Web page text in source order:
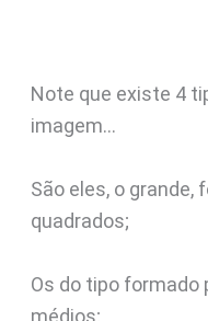
Note que existe 4
imagem…
São eles, o
quadrados;
Os do tipo formado
médios;